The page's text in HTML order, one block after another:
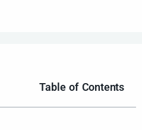
Table of Contents